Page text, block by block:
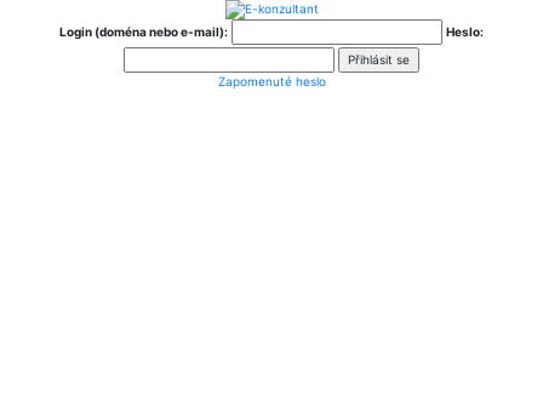
Login (doména nebo e-mail): Heslo:
Zapomenuté heslo